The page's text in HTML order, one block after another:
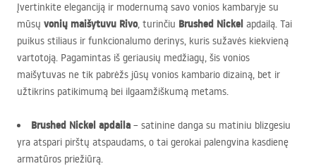
Įvertinkite eleganciją ir modernumą savo vonios kambaryje su
mūsų vonių maišytuvu Rivo, turinčiu Brushed Nickel apdailą. Tai
puikus stiliaus ir funkcionalumo derinys, kuris sužavės kiekvieną
vartotoją. Pagamintas iš geriausių medžiagų, šis vonios
maišytuvas ne tik pabrėžs jūsų vonios kambario dizainą, bet ir
užtikrins patikimumą bei ilgaamžiškumą metams.
Brushed Nickel apdaila – satinine danga su matiniu blizgesiu
yra atspari pirštų atspaudams, o tai gerokai palengvina kasdienę
armatūros priežiūrą.